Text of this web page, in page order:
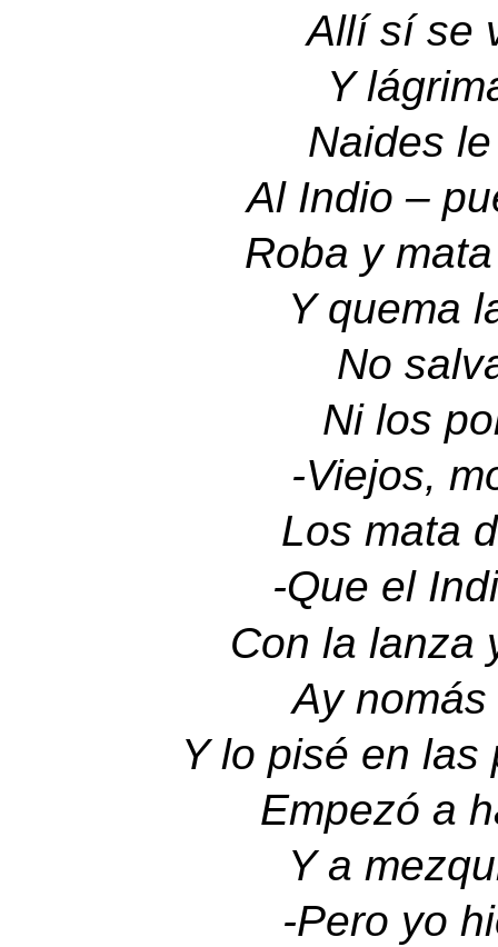
Allí sí se
Y
Naides
Al Indio –
Roba y
Y quema
No
Ni los
-Viejos,
Los mata
-Que el
Con la lanza
Ay
Y lo pisé en
Empezó a
Y a
-Pero yo